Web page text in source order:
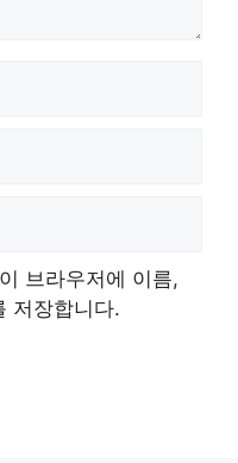
브라우저에 이름,
저장합니다.